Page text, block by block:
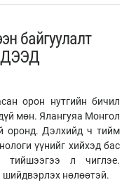
байгуулалт
ДЭЭД
орон нутгийн бичил
мөн. Ялангуяа Монгол
оронд. Дэлхийд ч тийм
үүнийг хийхэд бас
тийшээгээ л чиглэе.
шийдвэрлэх нөлөөтэй.